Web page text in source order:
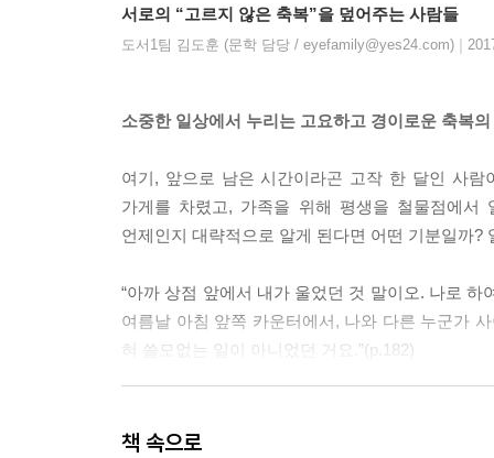
서로의 “고르지 않은 축복”을 덮어주는 사람들
도서1팀 김도훈 (문학 담당 / eyefamily@yes24.com) |
소중한 일상에서 누리는 고요하고 경이로운 축복
여기, 앞으로 남은 시간이라곤 고작 한 달인 사
가게를 차렸고, 가족을 위해 평생을 철물점에
언제인지 대략적으로 알게 된다면 어떤 기분일까
“아까 상점 앞에서 내가 울었던 것 말이오. 나로
여름날 아침 앞쪽 카운터에서, 나와 다른 누군가
혀 쓸모없는 일이 아니었던 거요.”(p.182)
가족들과 함께 아파하고, 밥을 먹고 잠을 자고 또
책 속으로